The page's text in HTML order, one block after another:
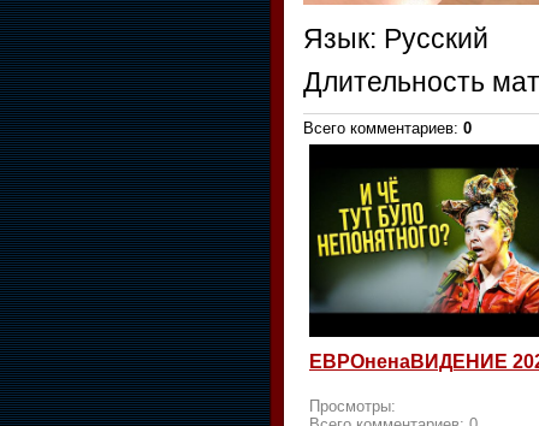
Язык: Русский
Длительность
Всего комментариев: 0
ЕВРОненаВИДЕНИЕ
Просмотры: